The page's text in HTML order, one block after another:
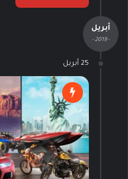
أبريل
- 2019 -
25 أبريل